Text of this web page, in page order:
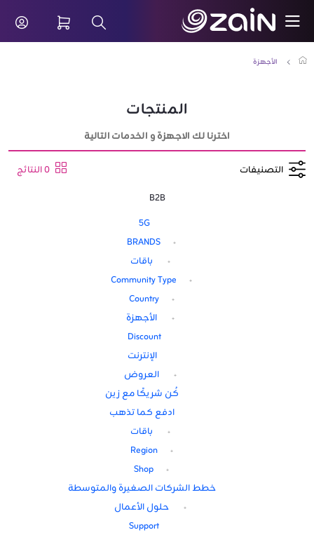
تخطي إلى المحتوى الرئيسي
شريط البحث
الأجهزة
المنتجات
اخترنا لك الاجهزة و الخدمات التالية
التصنيفات
B2B
5G
BRANDS
باقات
Community Type
Country
الأجهزة
Discount
الإنترنت
العروض
كُن شريكًا مع زين
ادفع كما تذهب
باقات
Region
Shop
خطط الشركات الصغيرة والمتوسطة
حلول الأعمال
Support